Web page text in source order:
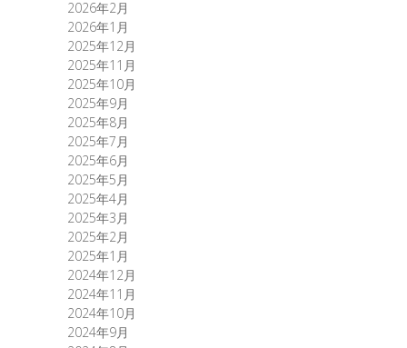
2026年2月
2026年1月
2025年12月
2025年11月
2025年10月
2025年9月
2025年8月
2025年7月
2025年6月
2025年5月
2025年4月
2025年3月
2025年2月
2025年1月
2024年12月
2024年11月
2024年10月
2024年9月